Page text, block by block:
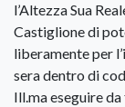
l’Altezza Sua
Castiglione di
liberamente per
sera dentro di
Ill.ma eseguire